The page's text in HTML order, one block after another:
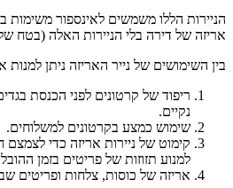
הניירות הללו משמשים לאינספור משימות
אריזה של דירה בלי הניירות האלה (בטח
בין השימושים של נייר האריזה ניתן
ריפוד של קרטונים לפני הכנסת
נקיים.
שימוש כמצע בקרטונים למשלוחים.
קימוט של ניירות אריזה כדי לצמצם
למנוע תזוזות של פריטים בזמן
אריזה של כוסות, צלחות ופריטים